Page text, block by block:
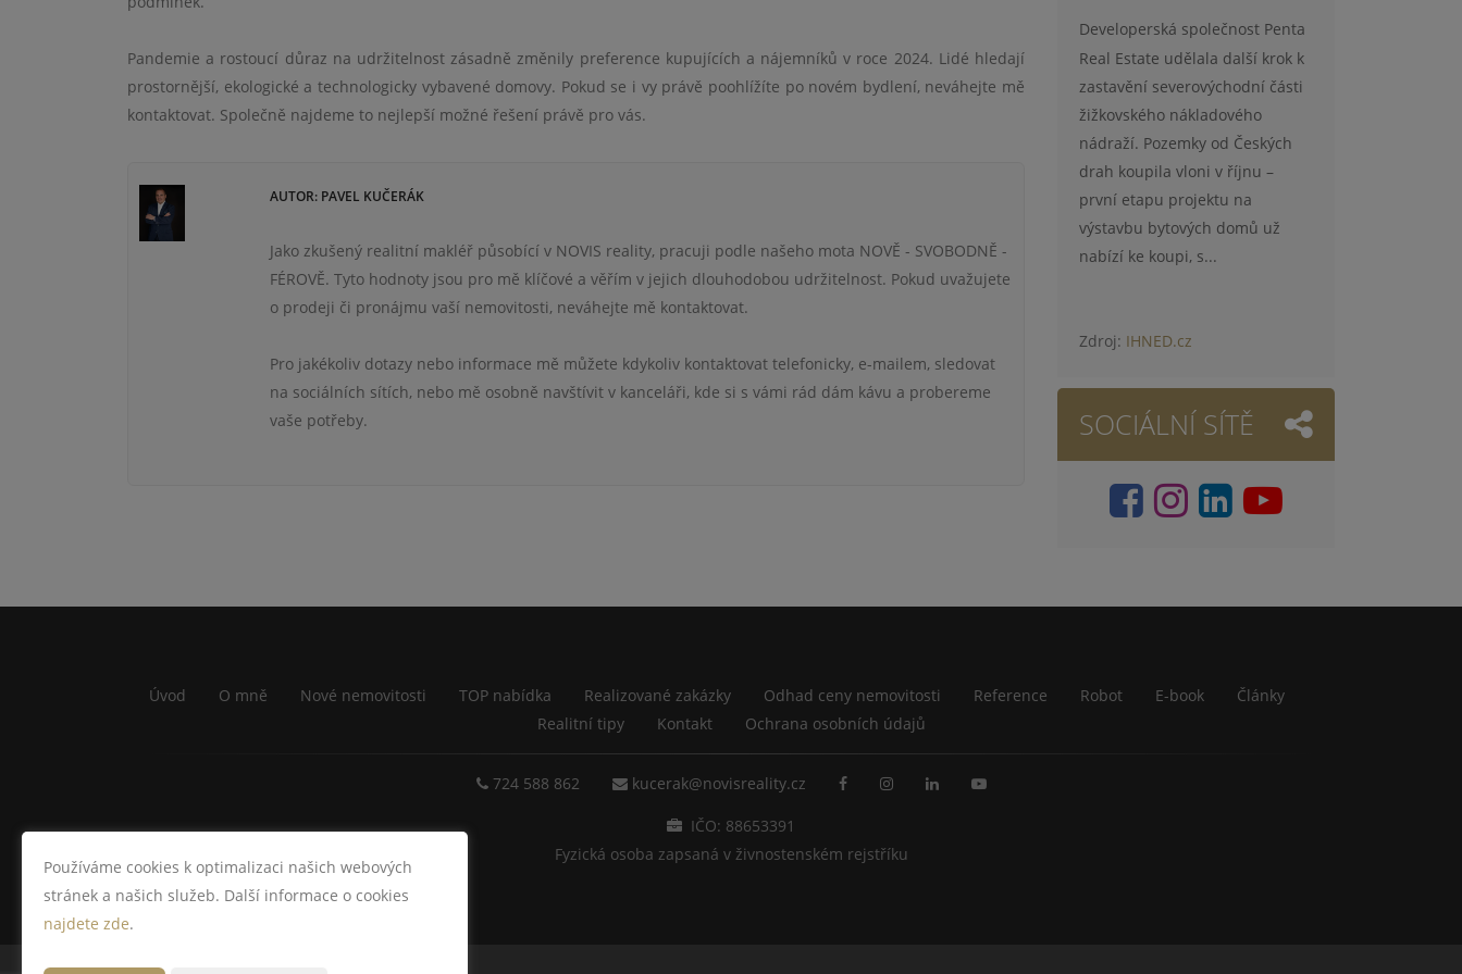
Pandemie a rostoucí důraz na udržitelnost zásadně změnily preference kupujících a nájemníků v roce 2024. Lidé hledají
prostornější, ekologické a technologicky vybavené domovy. Pokud se i vy právě poohlížíte po novém bydlení, neváhejte mě
kontaktovat. Společně najdeme to nejlepší možné řešení právě pro vás.
AUTOR: PAVEL KUČERÁK
Jako zkušený realitní makléř působící v NOVIS reality, pracuji podle našeho mota NOVĚ - SVOBODNĚ -
FÉROVĚ. Tyto hodnoty jsou pro mě klíčové a věřím v jejich dlouhodobou udržitelnost. Pokud uvažujete
o prodeji či pronájmu vaší nemovitosti, neváhejte mě kontaktovat.
Pro jakékoliv dotazy nebo informace mě můžete kdykoliv kontaktovat telefonicky, e-mailem, sledovat
na sociálních sítích, nebo mě osobně navštívit v kanceláři, kde si s vámi rád dám kávu a probereme
vaše potřeby.
Developerská společnost Penta
Real Estate udělala další krok k
zastavění severovýchodní části
žižkovského nákladového
nádraží. Pozemky od Českých
drah koupila vloni v říjnu –
první etapu projektu na
výstavbu bytových domů už
nabízí ke koupi, s...
Zdroj: IHNED.cz
SOCIÁLNÍ SÍTĚ
Úvod O mně Nové nemovitosti TOP nabídka Realizované zakázky Odhad ceny nemovitosti Reference Robot E-book
Články
Realitní tipy
Kontakt Ochrana osobních údajů
724 588 862 kucerak@novisreality.cz
IČO: 88653391
Fyzická osoba zapsaná v živnostenském rejstříku
Používáme cookies k optimalizaci našich webových
stránek a našich služeb. Další informace o cookies
najdete zde.